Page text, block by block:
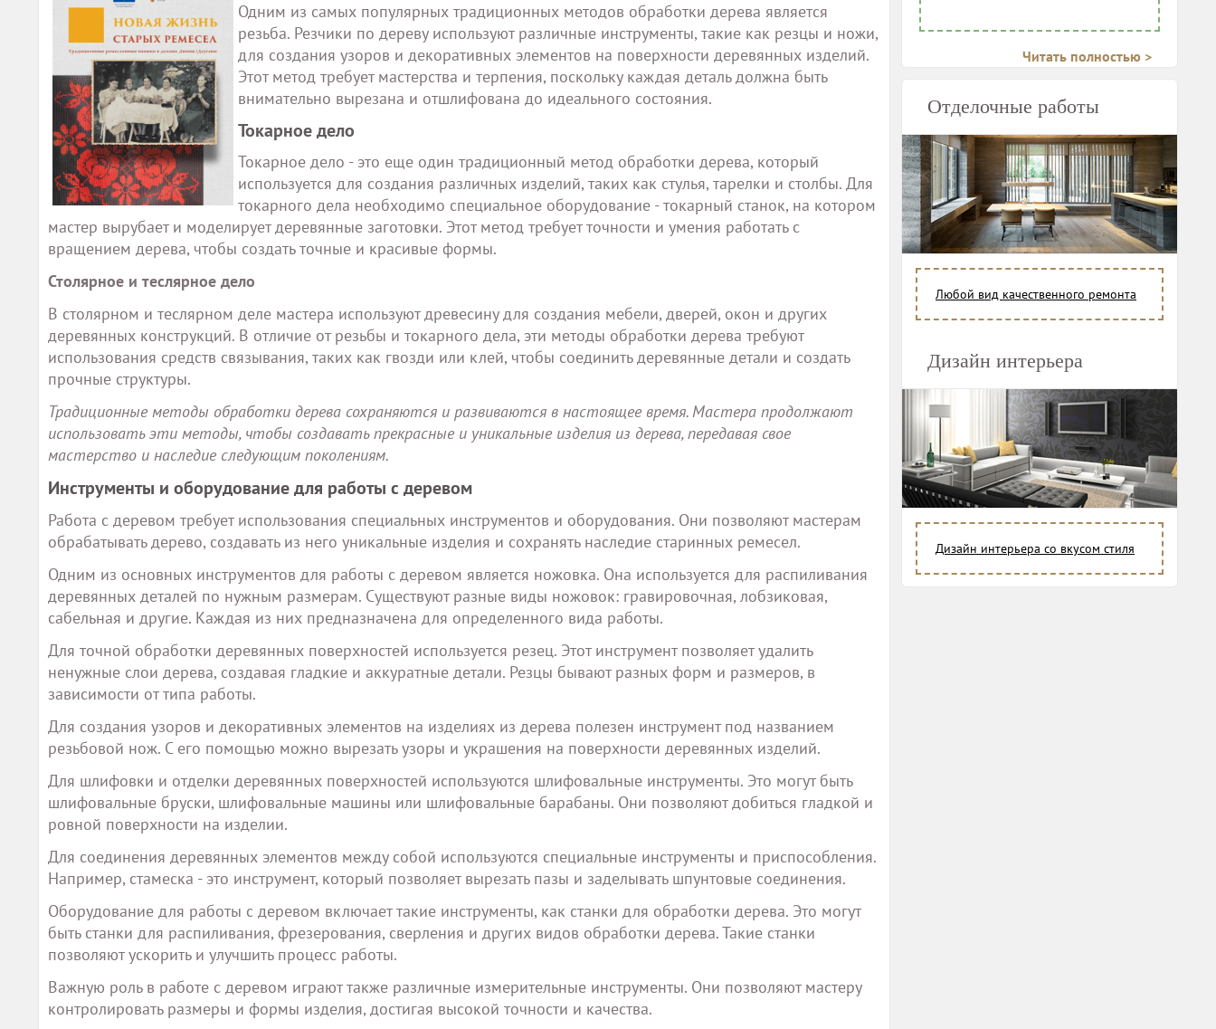
Одним из самых популярных традиционных методов обработки дерева является
резьба. Резчики по дереву используют различные инструменты, такие как резцы и ножи,
для создания узоров и декоративных элементов на поверхности деревянных изделий.
Этот метод требует мастерства и терпения, поскольку каждая деталь должна быть
внимательно вырезана и отшлифована до идеального состояния.
Токарное дело
Токарное дело - это еще один традиционный метод обработки дерева, который
используется для создания различных изделий, таких как стулья, тарелки и столбы. Для
токарного дела необходимо специальное оборудование - токарный станок, на котором
мастер вырубает и моделирует деревянные заготовки. Этот метод требует точности и умения работать с
вращением дерева, чтобы создать точные и красивые формы.
Столярное и теслярное дело
В столярном и теслярном деле мастера используют древесину для создания мебели, дверей, окон и других
деревянных конструкций. В отличие от резьбы и токарного дела, эти методы обработки дерева требуют
использования средств связывания, таких как гвозди или клей, чтобы соединить деревянные детали и создать
прочные структуры.
Традиционные методы обработки дерева сохраняются и развиваются в настоящее время. Мастера продолжают
использовать эти методы, чтобы создавать прекрасные и уникальные изделия из дерева, передавая свое
мастерство и наследие следующим поколениям.
Инструменты и оборудование для работы с деревом
Работа с деревом требует использования специальных инструментов и оборудования. Они позволяют мастерам
обрабатывать дерево, создавать из него уникальные изделия и сохранять наследие старинных ремесел.
Одним из основных инструментов для работы с деревом является ножовка. Она используется для распиливания
деревянных деталей по нужным размерам. Существуют разные виды ножовок: гравировочная, лобзиковая,
сабельная и другие. Каждая из них предназначена для определенного вида работы.
Для точной обработки деревянных поверхностей используется резец. Этот инструмент позволяет удалить
ненужные слои дерева, создавая гладкие и аккуратные детали. Резцы бывают разных форм и размеров, в
зависимости от типа работы.
Для создания узоров и декоративных элементов на изделиях из дерева полезен инструмент под названием
резьбовой нож. С его помощью можно вырезать узоры и украшения на поверхности деревянных изделий.
Для шлифовки и отделки деревянных поверхностей используются шлифовальные инструменты. Это могут быть
шлифовальные бруски, шлифовальные машины или шлифовальные барабаны. Они позволяют добиться гладкой и
ровной поверхности на изделии.
Для соединения деревянных элементов между собой используются специальные инструменты и приспособления.
Например, стамеска - это инструмент, который позволяет вырезать пазы и заделывать шпунтовые соединения.
Оборудование для работы с деревом включает такие инструменты, как станки для обработки дерева. Это могут
быть станки для распиливания, фрезерования, сверления и других видов обработки дерева. Такие станки
позволяют ускорить и улучшить процесс работы.
Важную роль в работе с деревом играют также различные измерительные инструменты. Они позволяют мастеру
контролировать размеры и формы изделия, достигая высокой точности и качества.
Читать полностью >
Отделочные работы
Любой вид качественного ремонта
Дизайн интерьера
Дизайн интерьера со вкусом стиля